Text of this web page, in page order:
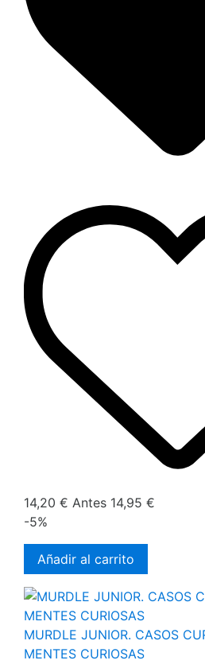
14,20 € Antes 14,95 €
-5%
Añadir al carrito
MURDLE JUNIOR. CASOS
MENTES CURIOSAS